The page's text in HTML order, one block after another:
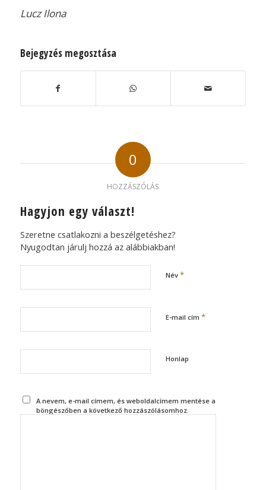
Lucz Ilona
Bejegyzés megosztása
0
HOZZÁSZÓLÁS
Hagyjon egy választ!
Szeretne csatlakozni a beszélgetéshez?
Nyugodtan járulj hozzá az alábbiakban!
Név *
E-mail cím *
Honlap
A nevem, e-mail címem, és weboldalcímem mentése a
böngészőben a következő hozzászólásomhoz.